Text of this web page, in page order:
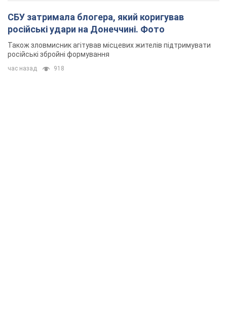
СБУ затримала блогера, який коригував
російські удари на Донеччині. Фото
Також зловмисник агітував місцевих жителів підтримувати
російські збройні формування
час назад 918